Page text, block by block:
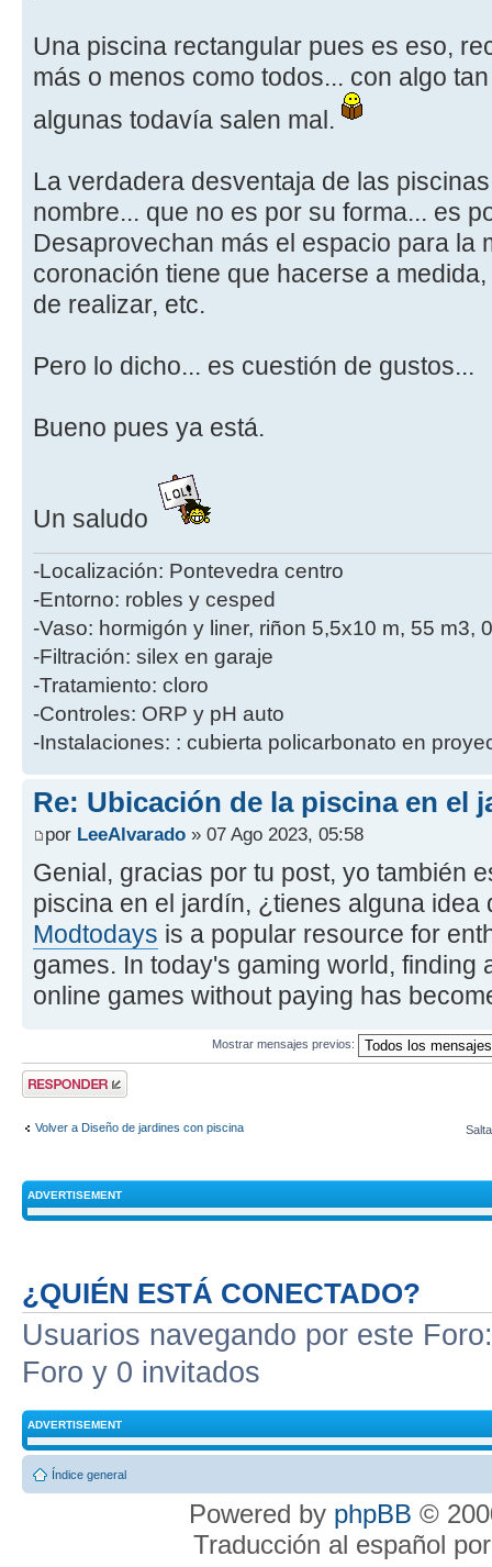
Una piscina rectangular pues es eso,
más o menos como todos... con algo
algunas todavía salen mal.
La verdadera desventaja de las
nombre... que no es por su forma... es
Desaprovechan más el espacio para la
coronación tiene que hacerse a
de realizar, etc.
Pero lo dicho... es cuestión de gustos...
Bueno pues ya está.
Un saludo
-Localización: Pontevedra centro
-Entorno: robles y cesped
-Vaso: hormigón y liner, riñon 5,5x10 m, 55 m3,
-Filtración: silex en garaje
-Tratamiento: cloro
-Controles: ORP y pH auto
-Instalaciones: : cubierta policarbonato en
Re: Ubicación de la piscina en el
por LeeAlvarado » 07 Ago 2023, 05:58
Genial, gracias por tu post, yo también
piscina en el jardín, ¿tienes alguna idea
Modtodays is a popular resource for
games. In today's gaming world, finding
online games without paying has
Mostrar mensajes previos:
Publicar una
respuesta
Volver a Diseño de jardines con piscina
ADVERTISEMENT
¿QUIÉN ESTÁ CONECTADO?
Usuarios navegando por este
Foro y 0 invitados
ADVERTISEMENT
Índice general
Powered by phpBB ©
Traducción al español